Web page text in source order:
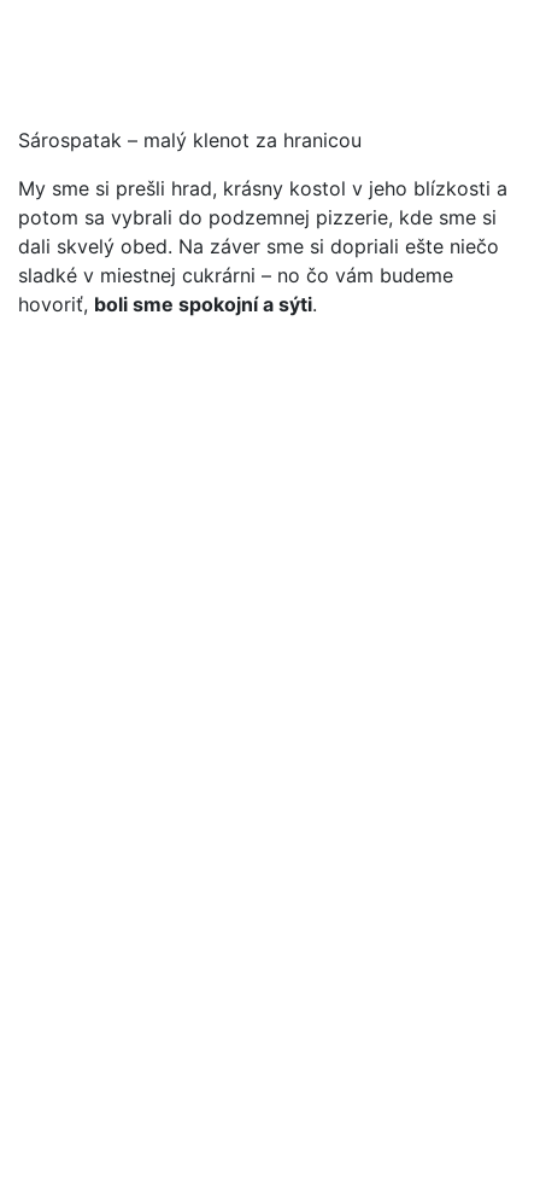
Sárospatak – malý klenot za hranicou
My sme si prešli hrad, krásny kostol v jeho blízkosti a
potom sa vybrali do podzemnej pizzerie, kde sme si
dali skvelý obed. Na záver sme si dopriali ešte niečo
sladké v miestnej cukrárni – no čo vám budeme
hovoriť, boli sme spokojní a sýti.